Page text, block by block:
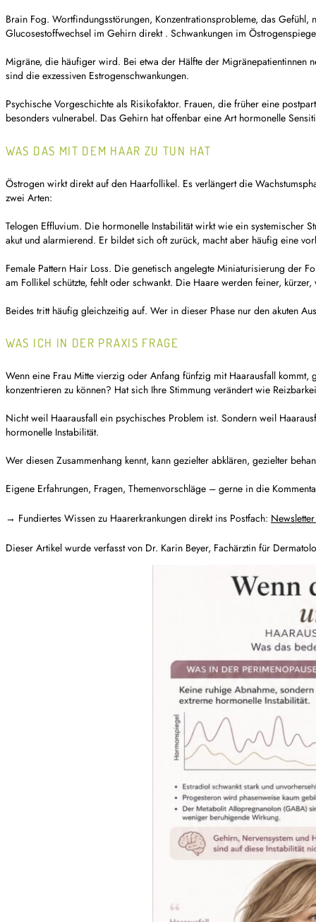
Brain Fog. Wortfindungsstörungen, Konzentrationsprobleme, das
Glucosestoffwechsel im Gehirn direkt . Schwankungen im
Migräne, die häufiger wird. Bei etwa der Hälfte der Migränepatientinnen
sind die exzessiven Estrogenschwankungen.
Psychische Vorgeschichte als Risikofaktor. Frauen, die früher eine
besonders vulnerabel. Das Gehirn hat offenbar eine Art hormonelle
WAS DAS MIT DEM HAAR ZU TUN HAT
Östrogen wirkt direkt auf den Haarfollikel. Es verlängert die
zwei Arten:
Telogen Effluvium. Die hormonelle Instabilität wirkt wie ein systemischer
akut und alarmierend. Er bildet sich oft zurück, macht aber häufig eine
Female Pattern Hair Loss. Die genetisch angelegte Miniaturisierung der
am Follikel schützte, fehlt oder schwankt. Die Haare werden feiner,
Beides tritt häufig gleichzeitig auf. Wer in dieser Phase nur den akuten
WAS ICH IN DER PRAXIS FRAGE
Wenn eine Frau Mitte vierzig oder Anfang fünfzig mit Haarausfall
konzentrieren zu können? Hat sich Ihre Stimmung verändert wie
Nicht weil Haarausfall ein psychisches Problem ist. Sondern weil
hormonelle Instabilität.
Wer diesen Zusammenhang kennt, kann gezielter abklären, gezielter
Eigene Erfahrungen, Fragen, Themenvorschläge – gerne in die
→ Fundiertes Wissen zu Haarerkrankungen direkt ins Postfach:
Dieser Artikel wurde verfasst von Dr. Karin Beyer, Fachärztin für